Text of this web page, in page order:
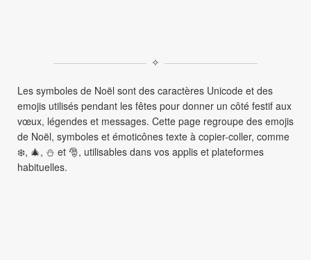
✧
Les symboles de Noël sont des caractères Unicode et des
emojis utilisés pendant les fêtes pour donner un côté festif aux
vœux, légendes et messages. Cette page regroupe des emojis
de Noël, symboles et émoticônes texte à copier-coller, comme
❄️, 🎄, ⛄ et 🎅, utilisables dans vos applis et plateformes
habituelles.